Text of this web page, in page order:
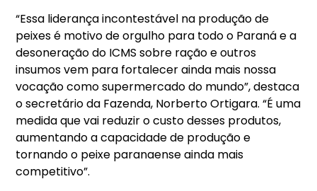
“Essa liderança incontestável na produção de
peixes é motivo de orgulho para todo o Paraná e a
desoneração do ICMS sobre ração e outros
insumos vem para fortalecer ainda mais nossa
vocação como supermercado do mundo”, destaca
o secretário da Fazenda, Norberto Ortigara. “É uma
medida que vai reduzir o custo desses produtos,
aumentando a capacidade de produção e
tornando o peixe paranaense ainda mais
competitivo”.